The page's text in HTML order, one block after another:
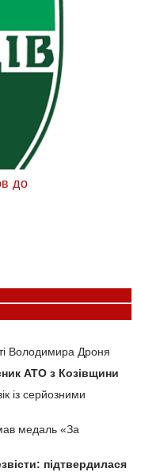
до
Володимира Дроня
АТО з Козівщини
із серйозними
медаль «За
підтвердилася